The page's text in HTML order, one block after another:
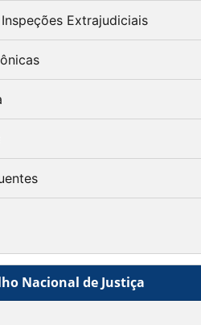
Extrajudiciais
Nacional de Justiça